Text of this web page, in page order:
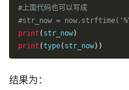
#上面代码也可以写成
#str_now = now.strftime('%Y-
print ( str_now)
print (type( str_now))
结果为：